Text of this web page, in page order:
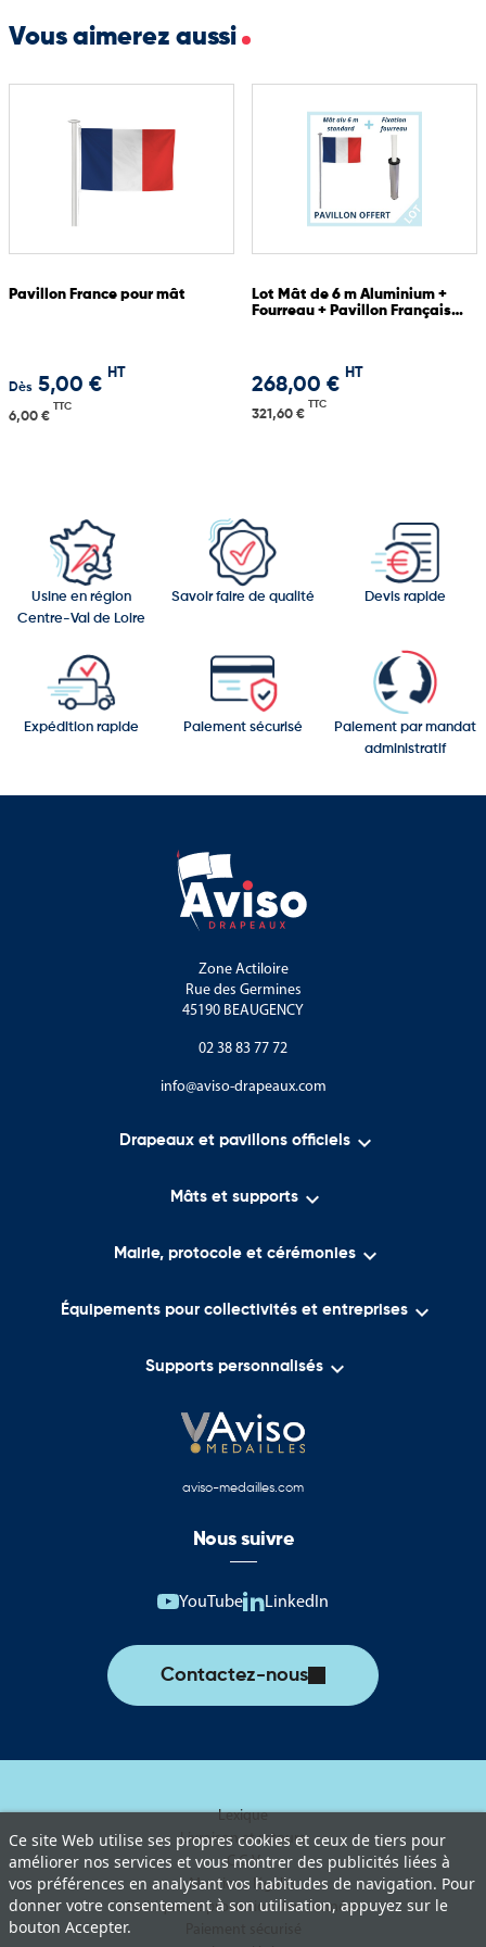
communication visuelle nécessitant un support prestigieux et
Vous aimerez aussi
Pavillon France pour mât
Dès 5,00 €
HT
6,00 €
TTC
Lot Mât de 6 m Aluminium +
Fourreau + Pavillon Français
268,00 €
HT
321,60 €
TTC
Usine en région
Centre-Val de Loire
Savoir faire de qualité Devis rapide
Expédition rapide Paiement sécurisé
Paiement par mandat
administratif
Zone Actiloire
Rue des Germines
45190 BEAUGENCY
02 38 83 77 72
info@aviso-drapeaux.com
Drapeaux et pavillons officiels 
Mâts et supports 
Mairie, protocole et cérémonies 
Équipements pour collectivités et entreprises 
Supports personnalisés 
Ce site Web utilise ses propres cookies et ceux de tiers pour
améliorer nos services et vous montrer des publicités liées à
vos préférences en analysant vos habitudes de navigation. Pour
donner votre consentement à son utilisation, appuyez sur le
bouton Accepter.
aviso-medailles.com
Nous suivre
YouTube LinkedIn
Contactez-nous
Lexique
Livraison et retours
C.G.V
Mentions légales
Politique de protection des données